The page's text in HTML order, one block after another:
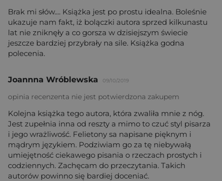
Brak mi słów.... Książka jest po prostu idealna. Boleśnie
ukazuje nam fakt, iż bolączki autora sprzed kilkunastu
lat nie zniknęły a co gorsza w dzisiejszym świecie
jeszcze bardziej przybrały na sile. Książka godna
polecenia.
Joannna Wróblewska 09/10/2019
opinia recenzenta nie jest potwierdzona zakupem
Kolejna książka tego autora, która zwaliła mnie z nóg.
Jest zupełnia inna od reszty a mimo to czuć styl pisarza
i jego wrażliwość. Felietony sa napisane pięknym i
mądrym językiem. Podziwiam go za tę niebywałą
umiejętność ciekawego pisania o rzeczach prostych i
codziennych. Zachęcam do przeczytania. Takich
autorów powinno się bardiej doceniać.